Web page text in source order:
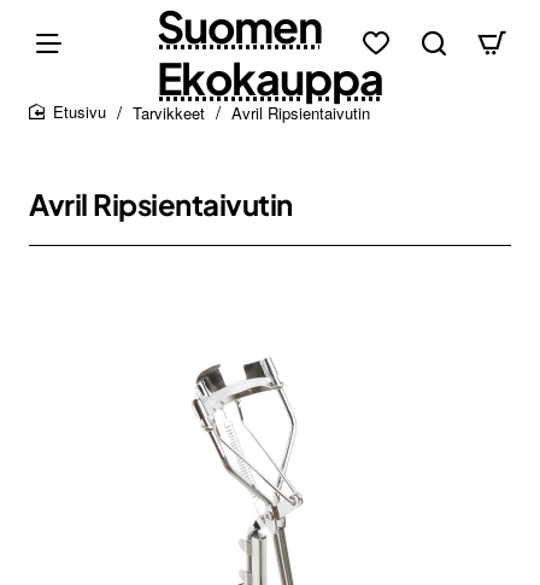
Suomen
Ekokauppa
Tarvikkeet Avril Ripsientaivutin
Avril Ripsientaivutin